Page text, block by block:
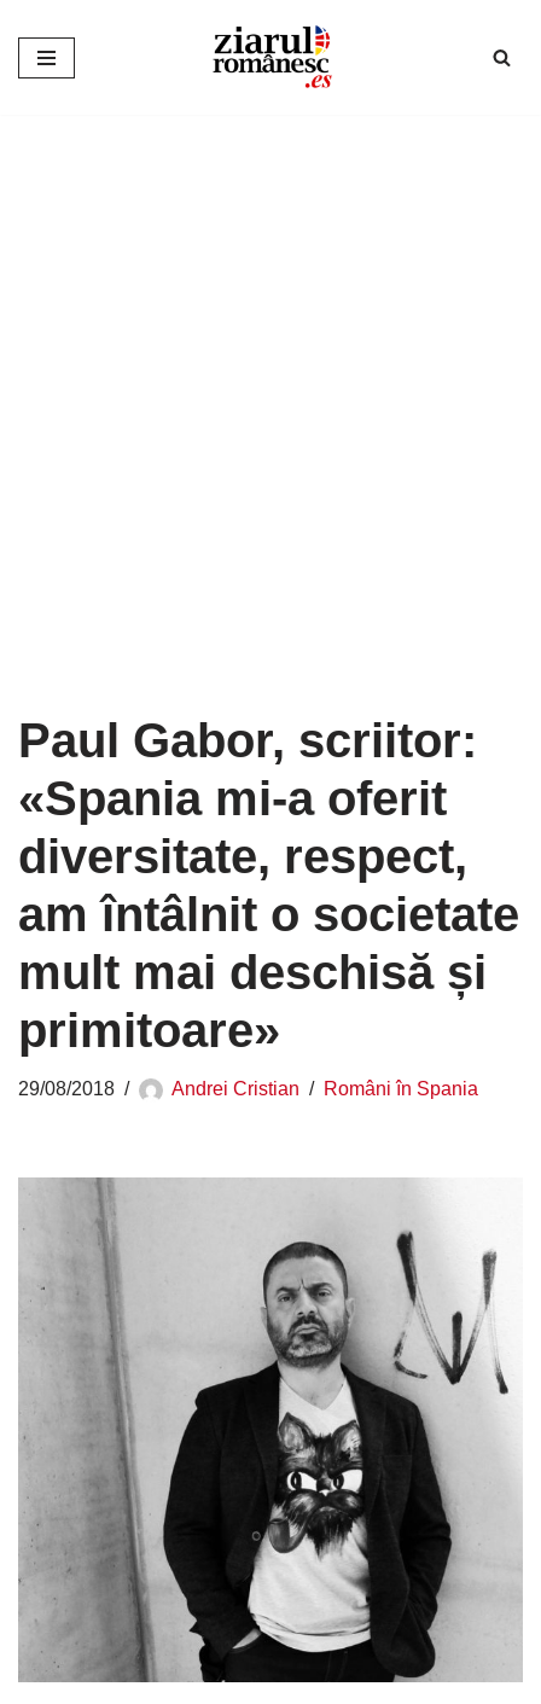
Sari
Paul Gabor, scriitor:
«Spania mi-a oferit
diversitate, respect,
am întâlnit o societate
mult mai deschisă și
primitoare»
29/08/2018 Andrei Cristian Români în Spania